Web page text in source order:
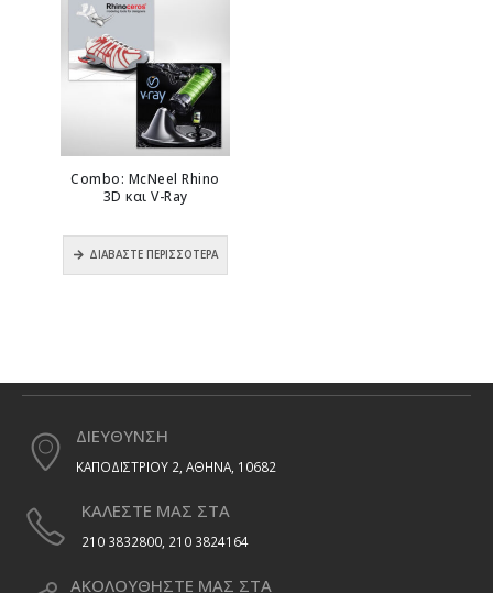
Combo: McNeel Rhino
3D και V-Ray
0out of 5
ΔΙΑΒΆΣΤΕ ΠΕΡΙΣΣΌΤΕΡΑ
ΔΙΕΥΘΥΝΣΗ
ΚΑΠΟΔΙΣΤΡΙΟΥ 2, ΑΘΗΝΑ, 10682
ΚΑΛΕΣΤΕ ΜΑΣ ΣΤΑ
210 3832800, 210 3824164
ΑΚΟΛΟΥΘΗΣΤΕ ΜΑΣ ΣΤΑ